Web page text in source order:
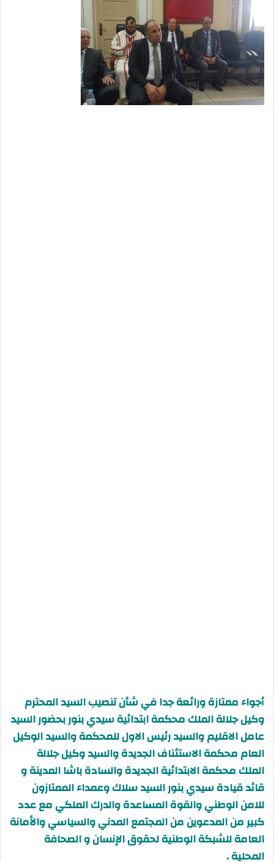
أجواء ممتازة ورائعة جدا في شأن تنصيب السيد المحترم
وكيل جلالة الملك محكمة ابتدائية سيدي بنور بحضور السيد
عامل الاقليم والسيد رئيس الاول للمحكمة والسيد الوكيل
العام محكمة الاستئناف الجديدة والسيد وكيل جلالة
الملك محكمة الابتدائية الجديدة والسادة باشا المدينة و
قائد قيادة سيدي بنور السيد سلاك وعمداء الممتازون
للامن الوطني والقوة المساعدة والدرك الملكي مع عدد
كبير من المدعوين من المجتمع المدني والسياسي والأمانة
العامة للشبكة الوطنية لحقوق الإنسان و الصحافة
المحلية .